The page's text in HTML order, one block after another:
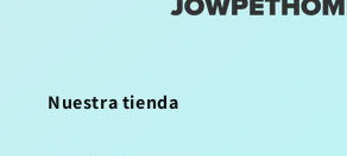
Nuestra tienda